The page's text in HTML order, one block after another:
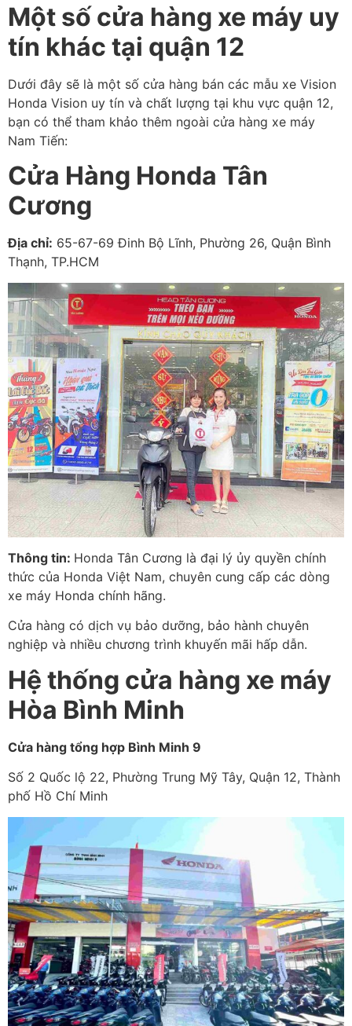
Một số cửa hàng xe máy uy
tín khác tại quận 12
Dưới đây sẽ là một số cửa hàng bán các mẫu xe Vision
Honda Vision uy tín và chất lượng tại khu vực quận 12,
bạn có thể tham khảo thêm ngoài cửa hàng xe máy
Nam Tiến:
Cửa Hàng Honda Tân
Cương
Địa chỉ: 65-67-69 Đinh Bộ Lĩnh, Phường 26, Quận Bình
Thạnh, TP.HCM
Thông tin: Honda Tân Cương là đại lý ủy quyền chính
thức của Honda Việt Nam, chuyên cung cấp các dòng
xe máy Honda chính hãng.
Cửa hàng có dịch vụ bảo dưỡng, bảo hành chuyên
nghiệp và nhiều chương trình khuyến mãi hấp dẫn.
Hệ thống cửa hàng xe máy
Hòa Bình Minh
Cửa hàng tổng hợp Bình Minh 9
Số 2 Quốc lộ 22, Phường Trung Mỹ Tây, Quận 12, Thành
phố Hồ Chí Minh